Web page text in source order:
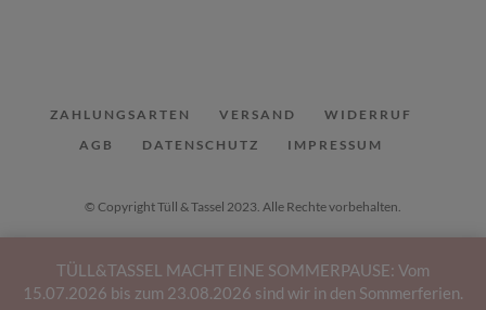
TÜLL&TASSEL MACHT EINE SOMMERPAUSE: Vom
15.07.2026 bis zum 23.08.2026 sind wir in den Sommerferien.
ZAHLUNGSARTEN VERSAND
WIDERRUF
AGB
DATENSCHUTZ IMPRESSUM
© Copyright Tüll & Tassel 2023. Alle Rechte vorbehalten.